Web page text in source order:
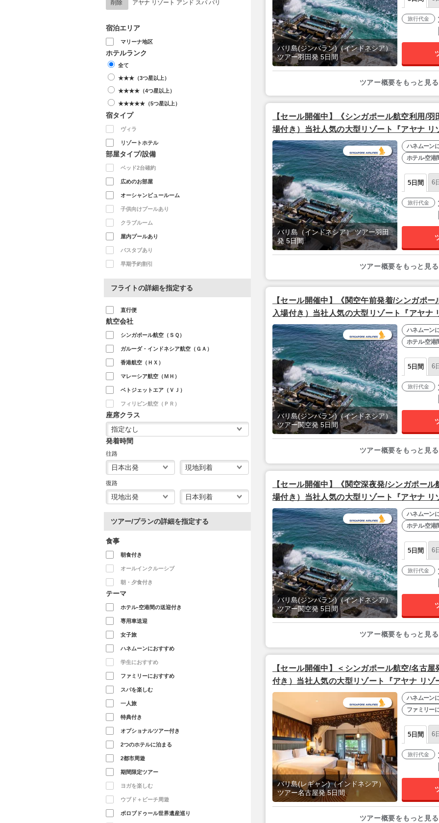
削除 アヤナ リゾート アンド スパ バリ
宿泊エリア
マリーナ地区
ホテルランク
全て
★★★（3つ星以上）
★★★★（4つ星以上）
★★★★★（5つ星以上）
宿タイプ
ヴィラ
リゾートホテル
部屋タイプ/設備
ベッド2台確約
広めのお部屋
オーシャンビュールーム
子供向けプールあり
クラブルーム
屋内プールあり
バスタブあり
早期予約割引
フライトの詳細を指定する
直行便
航空会社
シンガポール航空（ＳＱ）
ガルーダ・インドネシア航空（ＧＡ）
香港航空（ＨＸ）
マレーシア航空（ＭＨ）
ベトジェットエア（ＶＪ）
フィリピン航空（ＰＲ）
座席クラス
発着時間
往路
復路
ツアー/プランの詳細を指定する
食事
朝食付き
オールインクルーシブ
朝・夕食付き
テーマ
ホテル-空港間の送迎付き
専用車送迎
女子旅
ハネムーンにおすすめ
学生におすすめ
ファミリーにおすすめ
スパを楽しむ
一人旅
特典付き
オプショナルツアー付き
2つのホテルに泊まる
2都市周遊
期間限定ツアー
ヨガを楽しむ
ウブド＋ビーチ周遊
ボロブドゥール世界遺産巡り
バリ島(ジンバラン)（インドネシア）
ツアー羽田発 5日間
旅行代金
ツアー概要をもっと見る
【セール開催中】《シンガポール航空利用/
場付き）当社人気の大型リゾート『アヤナ リ
ュールーム】』バリ島5日間
バリ島（インドネシア） ツアー羽田
発 5日間
ハネムーン
ホテル-空港
5日間 6
旅行代金
ツアー概要をもっと見る
【セール開催中】《関空午前発着/シンガポ
入場付き）当社人気の大型リゾート『アヤナ
ビュールーム】』バリ島5日間
バリ島(ジンバラン)（インドネシア）
ツアー関空発 5日間
ハネムーン
ホテル-空港
5日間 6
旅行代金
ツアー概要をもっと見る
【セール開催中】《関空深夜発/シンガポー
場付き）当社人気の大型リゾート『アヤナ リ
ュールーム】』バリ島5日間
バリ島(ジンバラン)（インドネシア）
ツアー関空発 5日間
ハネムーン
ホテル-空港
5日間 6
旅行代金
ツアー概要をもっと見る
【セール開催中】＜シンガポール航空/名古
付き）当社人気の大型リゾート『アヤナ リゾ
ールーム】』バリ島5日間
バリ島(レギャン)（インドネシア）
ツアー名古屋発 5日間
ハネムーン
ファミリー
5日間 6
旅行代金
ツアー概要をもっと見る